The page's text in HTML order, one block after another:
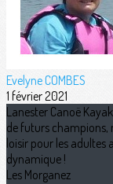
Evelyne COMBES
1 février 2021
Lanester Canoë
de futurs champions,
loisir pour les
dynamique !
Les Morganez